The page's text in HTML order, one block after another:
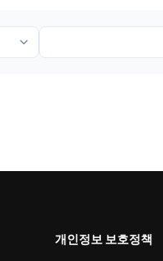
개인정보 보호정책